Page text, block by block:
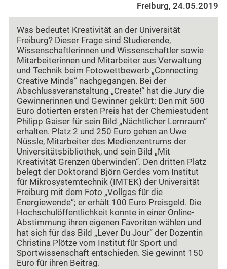
Freiburg, 24.05.2019
Was bedeutet Kreativität an der Universität
Freiburg? Dieser Frage sind Studierende,
Wissenschaftlerinnen und Wissenschaftler sowie
Mitarbeiterinnen und Mitarbeiter aus Verwaltung
und Technik beim Fotowettbewerb „Connecting
Creative Minds“ nachgegangen. Bei der
Abschlussveranstaltung „Create!“ hat die Jury die
Gewinnerinnen und Gewinner gekürt: Den mit 500
Euro dotierten ersten Preis hat der Chemiestudent
Philipp Gaiser für sein Bild „Nächtlicher Lernraum“
erhalten. Platz 2 und 250 Euro gehen an Uwe
Nüssle, Mitarbeiter des Medienzentrums der
Universitätsbibliothek, und sein Bild „Mit
Kreativität Grenzen überwinden“. Den dritten Platz
belegt der Doktorand Björn Gerdes vom Institut
für Mikrosystemtechnik (IMTEK) der Universität
Freiburg mit dem Foto „Vollgas für die
Energiewende“; er erhält 100 Euro Preisgeld. Die
Hochschulöffentlichkeit konnte in einer Online-
Abstimmung ihren eigenen Favoriten wählen und
hat sich für das Bild „Lever Du Jour“ der Dozentin
Christina Plötze vom Institut für Sport und
Sportwissenschaft entschieden. Sie gewinnt 150
Euro für ihren Beitrag.